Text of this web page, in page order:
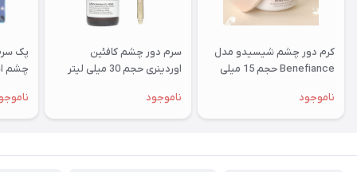
کرم دور چشم شیسیدو مدل
Benefiance حجم 15 میلی
ناموجود
سرم دور چشم کافئین
اوردینری حجم 30 میلی لیتر
ناموجود
پک
چشم